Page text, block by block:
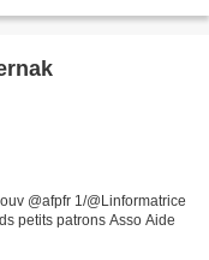
@afpfr 1/@Linformatrice
petits patrons Asso Aide